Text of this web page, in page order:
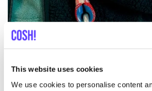
This website uses cookies
We use cookies to personalise content